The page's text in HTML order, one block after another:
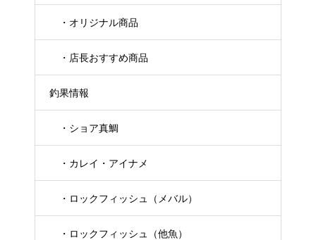
・オリジナル商品
・店長おすすめ商品
釣果情報
・ショア真鯛
・カレイ・アイナメ
・ロックフィッシュ（メバル）
・ロックフィッシュ（他魚）